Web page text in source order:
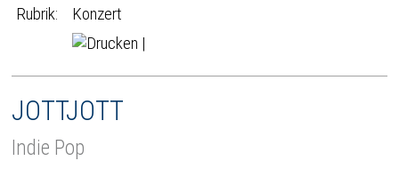
Rubrik:
Konzert
|
JOTTJOTT
Indie Pop